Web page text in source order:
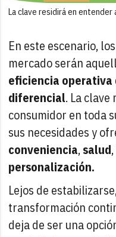
La clave residirá en
En este escenario,
mercado serán
eficiencia operativa
diferencial. La
consumidor en toda
sus necesidades y
conveniencia,salud,
personalización.
Lejos de
transformación
deja de ser una